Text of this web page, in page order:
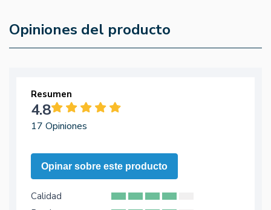
Opiniones del producto
Resumen
4.8
17 Opiniones
Opinar sobre este producto
Calidad